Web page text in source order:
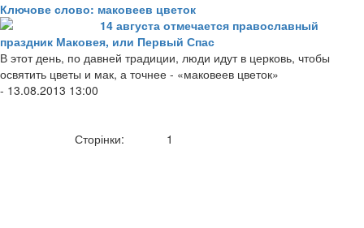
Ключове слово: маковеев цветок
14 августа отмечается православный
праздник Маковея, или Первый Спас
В этот день, по давней традиции, люди идут в церковь, чтобы
освятить цветы и мак, а точнее - «маковеев цветок»
- 13.08.2013 13:00
Сторінки: 1